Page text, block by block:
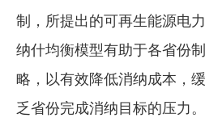
制，所提出的可再生能源电
纳什均衡模型有助于各省份
略，以有效降低消纳成本，
乏省份完成消纳目标的压力